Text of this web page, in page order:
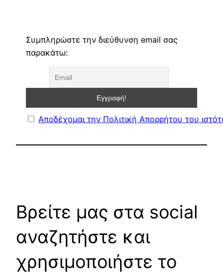
Συμπληρώστε την διεύθυνση email σας
παρακάτω:
Αποδέχομαι την Πολιτική Απορρήτου του
Βρείτε μας στα social
αναζητήστε και
χρησιμοποιήστε το